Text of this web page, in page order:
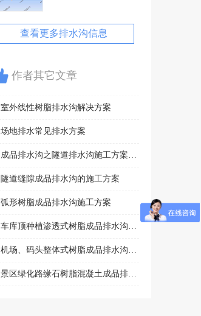
查看更多排水沟信息
作者其它文章
室外线性树脂排水沟解决方案
场地排水常见排水方案
成品排水沟之隧道排水沟施工方案…
隧道缝隙成品排水沟的施工方案
弧形树脂成品排水沟施工方案
车库顶种植渗透式树脂成品排水沟…
机场、码头整体式树脂成品排水沟…
景区绿化路缘石树脂混凝土成品排…